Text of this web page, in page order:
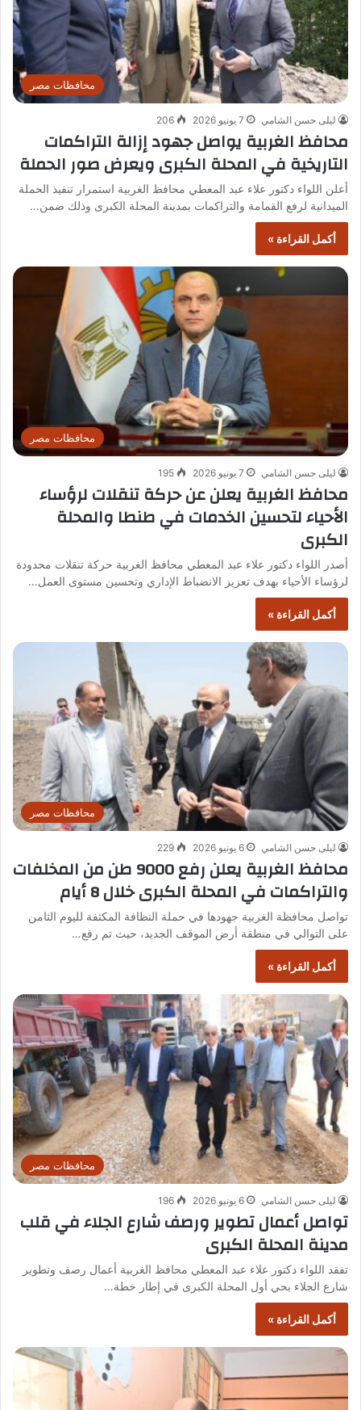
محافظات مصر
ليلى حسن الشامي 7 يونيو 2026 206
محافظ الغربية يواصل جهود إزالة التراكمات
التاريخية في المحلة الكبرى ويعرض صور الحملة
أعلن اللواء دكتور علاء عبد المعطي محافظ الغربية استمرار تنفيذ الحملة
الميدانية لرفع القمامة والتراكمات بمدينة المحلة الكبرى وذلك ضمن…
أكمل القراءة »
محافظات مصر
ليلى حسن الشامي 7 يونيو 2026 195
محافظ الغربية يعلن عن حركة تنقلات لرؤساء
الأحياء لتحسين الخدمات في طنطا والمحلة
الكبرى
أصدر اللواء دكتور علاء عبد المعطي محافظ الغربية حركة تنقلات محدودة
لرؤساء الأحياء بهدف تعزيز الانضباط الإداري وتحسين مستوى العمل…
أكمل القراءة »
محافظات مصر
ليلى حسن الشامي 6 يونيو 2026 229
محافظ الغربية يعلن رفع 9000 طن من المخلفات
والتراكمات في المحلة الكبرى خلال 8 أيام
تواصل محافظة الغربية جهودها في حملة النظافة المكثفة لليوم الثامن
على التوالي في منطقة أرض الموقف الجديد، حيث تم رفع…
أكمل القراءة »
محافظات مصر
ليلى حسن الشامي 6 يونيو 2026 196
تواصل أعمال تطوير ورصف شارع الجلاء في قلب
مدينة المحلة الكبرى
تفقد اللواء دكتور علاء عبد المعطي محافظ الغربية أعمال رصف وتطوير
شارع الجلاء بحي أول المحلة الكبرى في إطار خطة…
أكمل القراءة »